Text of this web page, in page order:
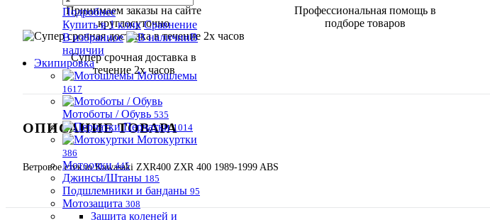
Подробнее
Купить в 1 клик Сравнение
В избранное
В
наличии
Экипировка
Мотошлемы
1617
Мотоботы / Обувь 535
Перчатки 1014
Мотокуртки
386
Мотоочки 445
Джинсы/Штаны 185
Подшлемники и банданы 95
Мотозащита 308
Защита коленей и
Принимаем заказы на сайте
круглосуточно
Профессиональная помощь в
подборе товаров
Супер срочная доставка в
течение 2х часов
ОПИСАНИЕ ТОВАРА
Ветровое стекло Kawasaki ZXR400 ZXR 400 1989-1999 ABS